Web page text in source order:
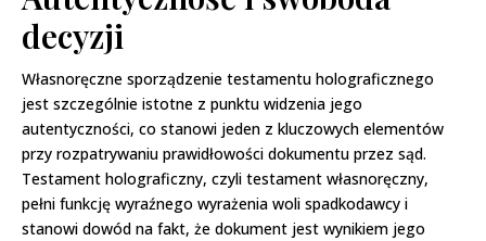
decyzji
Własnoręczne sporządzenie testamentu holograficznego
jest szczególnie istotne z punktu widzenia jego
autentyczności, co stanowi jeden z kluczowych elementów
przy rozpatrywaniu prawidłowości dokumentu przez sąd.
Testament holograficzny, czyli testament własnoręczny,
pełni funkcję wyraźnego wyrażenia woli spadkodawcy i
stanowi dowód na fakt, że dokument jest wynikiem jego